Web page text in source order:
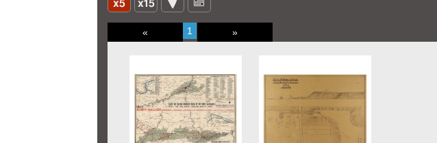
« 1 »